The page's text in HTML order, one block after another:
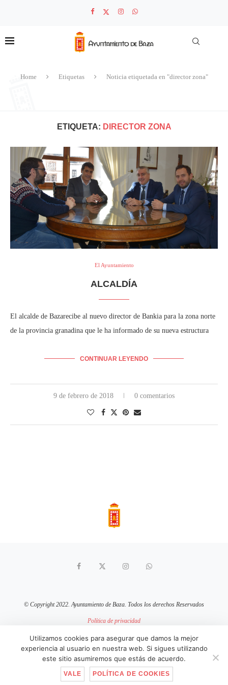
Home Etiquetas Noticia etiquetada en "director zona"
ETIQUETA: DIRECTOR ZONA
El Ayuntamiento
ALCALDÍA
El alcalde de Bazarecibe al nuevo director de Bankia para la zona norte
de la provincia granadina que le ha informado de su nueva estructura
CONTINUAR LEYENDO
9 de febrero de 2018 0 comentarios
© Copyright 2022. Ayuntamiento de Baza. Todos los derechos Reservados
Política de privacidad
Política de cookies
sitio web mantenido por pixelcero.com
IR ARRIBA
Utilizamos cookies para asegurar que damos la mejor
experiencia al usuario en nuestra web. Si sigues utilizando
este sitio asumiremos que estás de acuerdo.
VALE POLÍTICA DE COOKIES